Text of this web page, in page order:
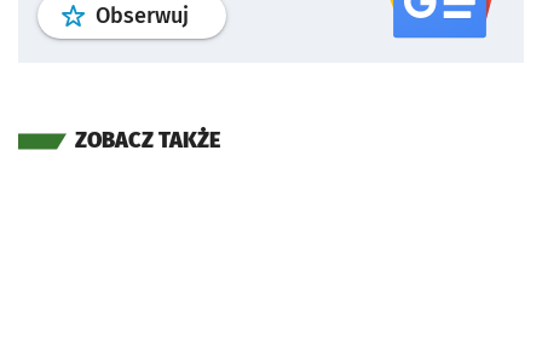
Obserwuj profil serwisu
ZOBACZ TAKŻE